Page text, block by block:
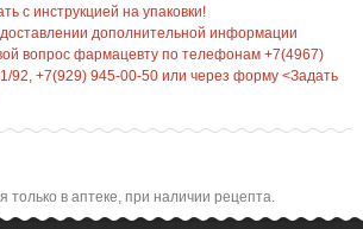
с инструкцией на упаковки!
дополнительной информации
вопрос фармацевту по телефонам +7(4967)
92, +7(929) 945-00-50 или через форму <Задать
только в аптеке, при наличии рецепта.